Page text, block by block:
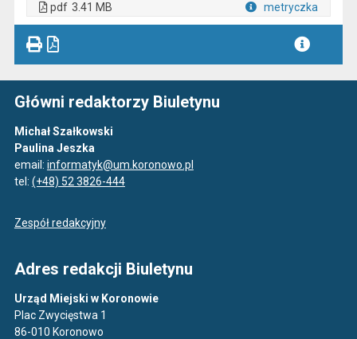
pdf 3.41 MB metryczka
Główni redaktorzy Biuletynu
Michał Szałkowski
Paulina Jeszka
email: informatyk@um.koronowo.pl
tel: (+48) 52 3826-444
Zespół redakcyjny
Adres redakcji Biuletynu
Urząd Miejski w Koronowie
Plac Zwycięstwa 1
86-010 Koronowo